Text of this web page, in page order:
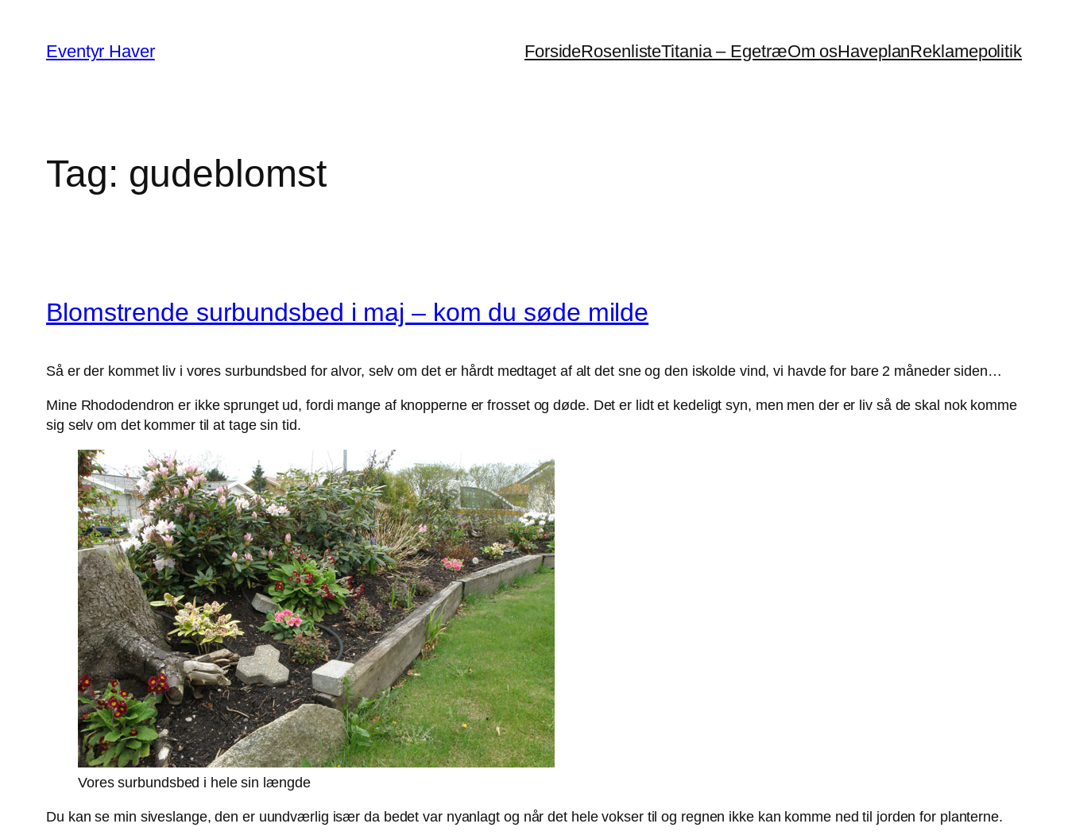
indhold
Eventyr Haver ForsideRosenlisteTitania – EgetræOm osHaveplanReklamepolitik
Tag: gudeblomst
Blomstrende surbundsbed i maj – kom du søde milde
Så er der kommet liv i vores surbundsbed for alvor, selv om det er hårdt medtaget af alt det sne og den iskolde vind, vi havde for bare 2 måneder siden…
Mine Rhododendron er ikke sprunget ud, fordi mange af knopperne er frosset og døde. Det er lidt et kedeligt syn, men men der er liv så de skal nok komme
sig selv om det kommer til at tage sin tid.
Vores surbundsbed i hele sin længde
Du kan se min siveslange, den er uundværlig især da bedet var nyanlagt og når det hele vokser til og regnen ikke kan komme ned til jorden for planterne.